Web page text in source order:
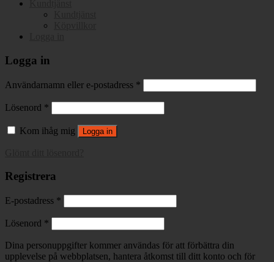
Logga in
Användarnamn eller e-postadress *
Lösenord *
Kom ihåg mig Logga in
Registrera
E-postadress *
Lösenord *
Dina personuppgifter kommer användas för att förbättra din
upplevelse på webbplatsen, hantera åtkomst till ditt konto och för